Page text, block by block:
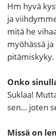
Hm hyvä
ja
mitä he
myöhässä
pitämiskyky.
Onko
Suklaa!
sen… joten
Missä on